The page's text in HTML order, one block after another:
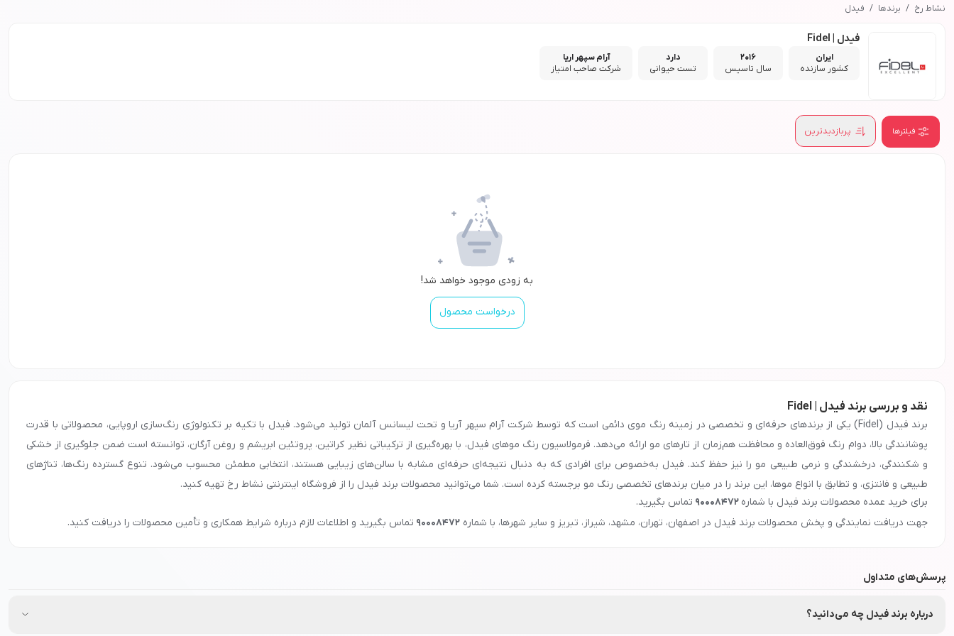
نشاط رخ برندها فیدل
فیدل | Fidel
ایران
کشور سازنده
2016
سال تاسیس
دارد
تست حیوانی
آرام سپهر اریا
شرکت صاحب امتیاز
فیلترها پربازدیدترین
به زودی موجود خواهد شد!
درخواست محصول
نقد و بررسی برند فیدل | Fidel
برند فیدل (Fidel) یکی از برندهای حرفه‌ای و تخصصی در زمینه رنگ موی دائمی است که توسط شرکت آرام سپهر آریا و تحت لیسانس آلمان تولید می‌شود. فیدل با تکیه بر تکنولوژی رنگ‌سازی اروپایی، محصولاتی با قدرت
پوشانندگی بالا، دوام رنگ فوق‌العاده و محافظت هم‌زمان از تارهای مو ارائه می‌دهد. فرمولاسیون رنگ موهای فیدل، با بهره‌گیری از ترکیباتی نظیر کراتین، پروتئین ابریشم و روغن آرگان، توانسته است ضمن جلوگیری از خشکی
و شکنندگی، درخشندگی و نرمی طبیعی مو را نیز حفظ کند. فیدل به‌خصوص برای افرادی که به دنبال نتیجه‌ای حرفه‌ای مشابه با سالن‌های زیبایی هستند، انتخابی مطمئن محسوب می‌شود. تنوع گسترده رنگ‌ها، تناژهای
طبیعی و فانتزی، و تطابق با انواع موها، این برند را در میان برندهای تخصصی رنگ مو برجسته کرده است. شما می‌توانید محصولات برند فیدل را از فروشگاه اینترنتی نشاط رخ تهیه کنید.
معرفی و ویژگی‌های برندفیدل
برای خرید عمده محصولات برند فیدل با شماره 90008472 تماس بگیرید.
جهت دریافت نمایندگی و پخش محصولات برند فیدل در اصفهان، تهران، مشهد، شیراز، تبریز و سایر شهرها، با شماره 90008472 تماس بگیرید و اطلاعات لازم درباره شرایط همکاری و تأمین محصولات را دریافت کنید.
پرسش‌های متداول
درباره برند فیدل چه می‌دانید؟